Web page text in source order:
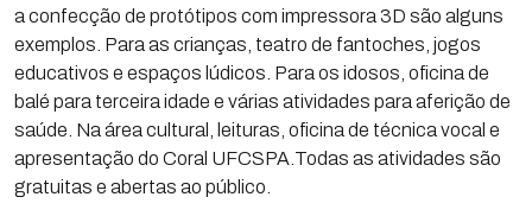
a confecção de protótipos com impressora 3D são alguns
exemplos. Para as crianças, teatro de fantoches, jogos
educativos e espaços lúdicos. Para os idosos, oficina de
balé para terceira idade e várias atividades para aferição de
saúde. Na área cultural, leituras, oficina de técnica vocal e
apresentação do Coral UFCSPA.Todas as atividades são
gratuitas e abertas ao público.